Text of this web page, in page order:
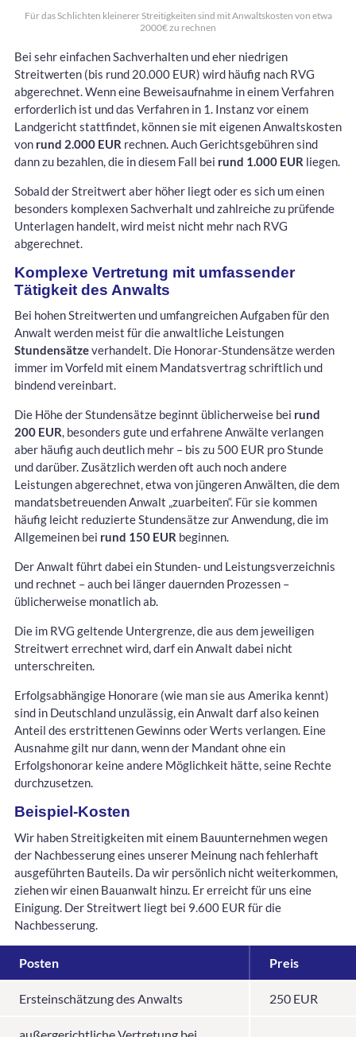
Für das Schlichten kleinerer Streitigkeiten sind mit Anwaltskosten von etwa
2000€ zu rechnen
Bei sehr einfachen Sachverhalten und eher niedrigen
Streitwerten (bis rund 20.000 EUR) wird häufig nach RVG
abgerechnet. Wenn eine Beweisaufnahme in einem Verfahren
erforderlich ist und das Verfahren in 1. Instanz vor einem
Landgericht stattfindet, können sie mit eigenen Anwaltskosten
von rund 2.000 EUR rechnen. Auch Gerichtsgebühren sind
dann zu bezahlen, die in diesem Fall bei rund 1.000 EUR liegen.
Sobald der Streitwert aber höher liegt oder es sich um einen
besonders komplexen Sachverhalt und zahlreiche zu prüfende
Unterlagen handelt, wird meist nicht mehr nach RVG
abgerechnet.
Komplexe Vertretung mit umfassender
Tätigkeit des Anwalts
Bei hohen Streitwerten und umfangreichen Aufgaben für den
Anwalt werden meist für die anwaltliche Leistungen
Stundensätzeverhandelt. Die Honorar-Stundensätze werden
immer im Vorfeld mit einem Mandatsvertrag schriftlich und
bindend vereinbart.
Die Höhe der Stundensätze beginnt üblicherweise bei rund
200 EUR, besonders gute und erfahrene Anwälte verlangen
aber häufig auch deutlich mehr – bis zu 500 EUR pro Stunde
und darüber. Zusätzlich werden oft auch noch andere
Leistungen abgerechnet, etwa von jüngeren Anwälten, die dem
mandatsbetreuenden Anwalt „zuarbeiten“. Für sie kommen
häufig leicht reduzierte Stundensätze zur Anwendung, die im
Allgemeinen bei rund 150 EUR beginnen.
Der Anwalt führt dabei ein Stunden- und Leistungsverzeichnis
und rechnet – auch bei länger dauernden Prozessen –
üblicherweise monatlich ab.
Die im RVG geltende Untergrenze, die aus dem jeweiligen
Streitwert errechnet wird, darf ein Anwalt dabei nicht
unterschreiten.
Erfolgsabhängige Honorare (wie man sie aus Amerika kennt)
sind in Deutschland unzulässig, ein Anwalt darf also keinen
Anteil des erstrittenen Gewinns oder Werts verlangen. Eine
Ausnahme gilt nur dann, wenn der Mandant ohne ein
Erfolgshonorar keine andere Möglichkeit hätte, seine Rechte
durchzusetzen.
Beispiel-Kosten
Wir haben Streitigkeiten mit einem Bauunternehmen wegen
der Nachbesserung eines unserer Meinung nach fehlerhaft
ausgeführten Bauteils. Da wir persönlich nicht weiterkommen,
ziehen wir einen Bauanwalt hinzu. Er erreicht für uns eine
Einigung. Der Streitwert liegt bei 9.600 EUR für die
Nachbesserung.
Posten Preis
Ersteinschätzung des Anwalts 250 EUR
außergerichtliche Vertretung bei